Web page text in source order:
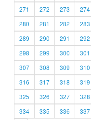
271
272 273 274
280
281 282 283
289
290 291 292
298
299 300 301
307
308 309 310
316
317 318 319
325
326 327 328
334
335 336 337